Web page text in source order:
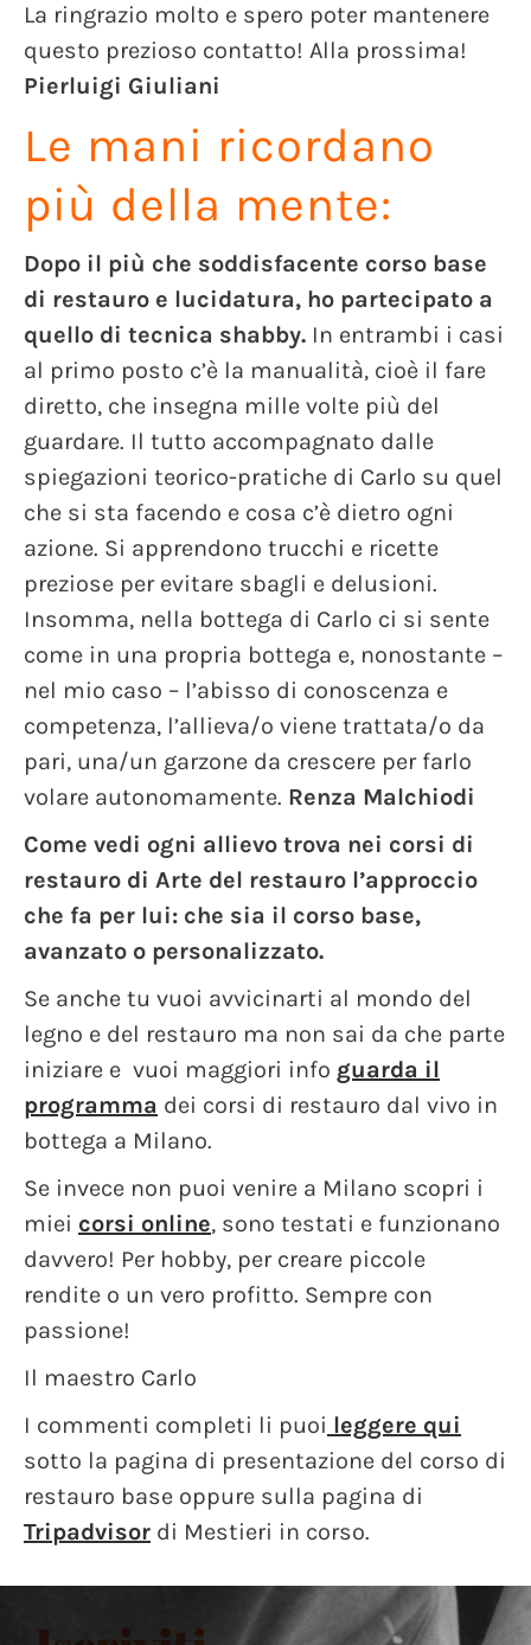
La ringrazio molto e spero poter mantenere
questo prezioso contatto! Alla prossima!
Pierluigi Giuliani
Le mani ricordano
più della mente:
Dopo il più che soddisfacente corso base
di restauro e lucidatura, ho partecipato a
quello di tecnica shabby. In entrambi i casi
al primo posto c’è la manualità, cioè il fare
diretto, che insegna mille volte più del
guardare. Il tutto accompagnato dalle
spiegazioni teorico-pratiche di Carlo su quel
che si sta facendo e cosa c’è dietro ogni
azione. Si apprendono trucchi e ricette
preziose per evitare sbagli e delusioni.
Insomma, nella bottega di Carlo ci si sente
come in una propria bottega e, nonostante –
nel mio caso – l’abisso di conoscenza e
competenza, l’allieva/o viene trattata/o da
pari, una/un garzone da crescere per farlo
volare autonomamente. Renza Malchiodi
Come vedi ogni allievo trova nei corsi di
restauro di Arte del restauro l’approccio
che fa per lui: che sia il corso base,
avanzato o personalizzato.
Se anche tu vuoi avvicinarti al mondo del
legno e del restauro ma non sai da che parte
iniziare e vuoi maggiori info guarda il
programma dei corsi di restauro dal vivo in
bottega a Milano.
Se invece non puoi venire a Milano scopri i
miei corsi online, sono testati e funzionano
davvero! Per hobby, per creare piccole
rendite o un vero profitto. Sempre con
passione!
Il maestro Carlo
I commenti completi li puoi leggere qui
sotto la pagina di presentazione del corso di
restauro base oppure sulla pagina di
Tripadvisor di Mestieri in corso.